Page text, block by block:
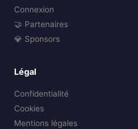
Connexion
🤝 Partenaires
💎 Sponsors
Légal
Confidentialité
Cookies
Mentions légales